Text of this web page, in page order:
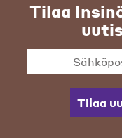
Tilaa
Tilaa